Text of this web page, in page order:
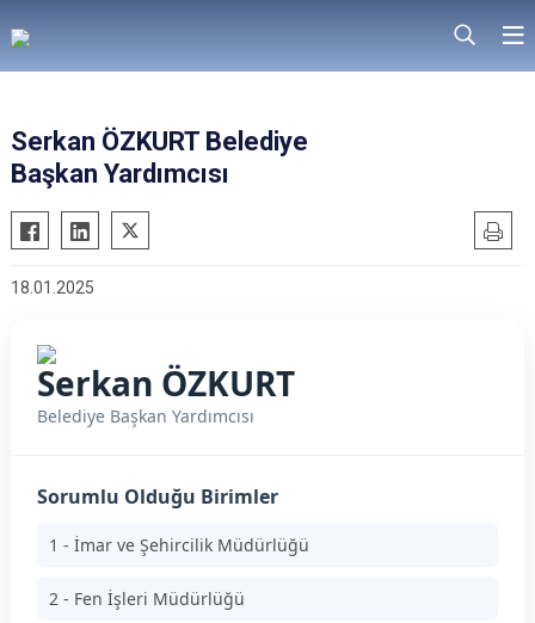
Serkan ÖZKURT Belediye
Başkan Yardımcısı
18.01.2025
Serkan ÖZKURT
Belediye Başkan Yardımcısı
Sorumlu Olduğu Birimler
1 - İmar ve Şehircilik Müdürlüğü
2 - Fen İşleri Müdürlüğü